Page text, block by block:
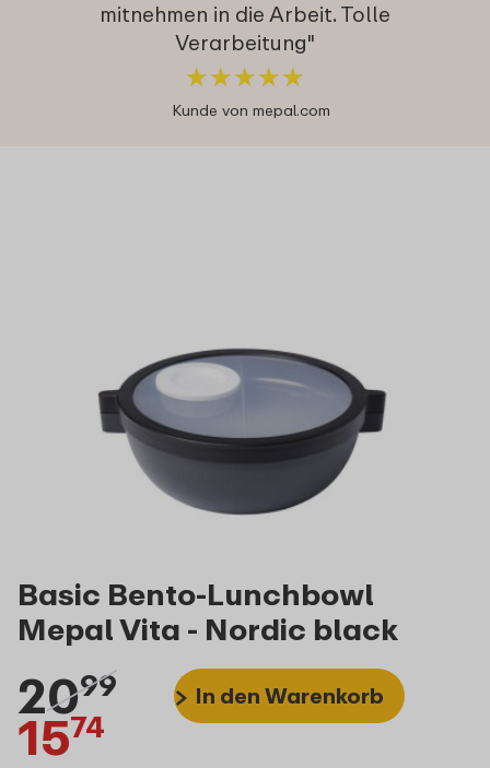
mitnehmen in die Arbeit. Tolle
Verarbeitung"
★★★★★
★★★★★
Kunde von mepal.com
Basic Bento-Lunchbowl
Mepal Vita - Nordic black
2099
1574
In den Warenkorb